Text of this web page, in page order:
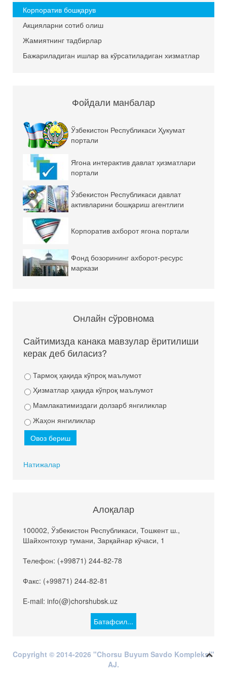
Корпоратив бошқарув
Акцияларни сотиб олиш
Жамиятнинг тадбирлар
Бажариладиган ишлар ва кўрсатиладиган хизматлар
Фойдали манбалар
Ўзбекистон Республикаси Ҳукумат
портали
Ягона интерактив давлат ҳизматлари
портали
Ўзбекистон Республикаси давлат
активларини бошқариш агентлиги
Корпоратив ахборот ягона портали
Фонд бозорининг ахборот-ресурс
маркази
Онлайн сўровнома
Сайтимизда канака мавзулар ёритилиши
керак деб биласиз?
Тармоқ ҳақида кўпроқ маълумот
Ҳизматлар ҳақида кўпроқ маълумот
Мамлакатимиздаги долзарб янгиликлар
Жаҳон янгиликлар
Натижалар
Алоқалар
100002, Ўзбекистон Республикаси, Тошкент ш.,
Шайхонтохур тумани, Зарқайнар кўчаси, 1
Телефон: (+99871) 244-82-78
Факс: (+99871) 244-82-81
E-mail: info(@)chorshubsk.uz
Батафсил...
Copyright © 2014-2026 "Chorsu Buyum Savdo Kompleksi"
AJ.